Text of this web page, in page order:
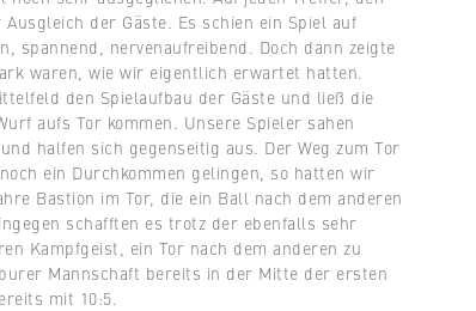
der Gäste. Es schien ein Spiel auf
spannend, nervenaufreibend. Doch dann zeigte
waren, wie wir eigentlich erwartet hatten.
den Spielaufbau der Gäste und ließ die
aufs Tor kommen. Unsere Spieler sahen
halfen sich gegenseitig aus. Der Weg zum Tor
ein Durchkommen gelingen, so hatten wir
Bastion im Tor, die ein Ball nach dem anderen
schafften es trotz der ebenfalls sehr
Kampfgeist, ein Tor nach dem anderen zu
Mannschaft bereits in der Mitte der ersten
mit 10:5.